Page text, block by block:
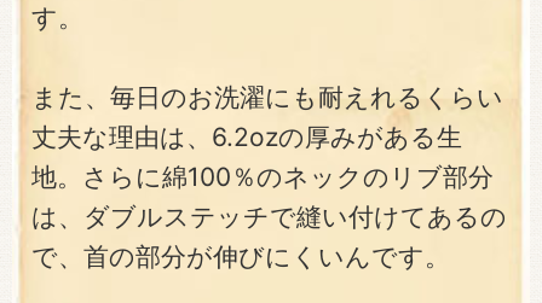
す。
また、毎日のお洗濯にも耐えれるくらい
丈夫な理由は、6.2ozの厚みがある生
地。さらに綿100％のネックのリブ部分
は、ダブルステッチで縫い付けてあるの
で、首の部分が伸びにくいんです。